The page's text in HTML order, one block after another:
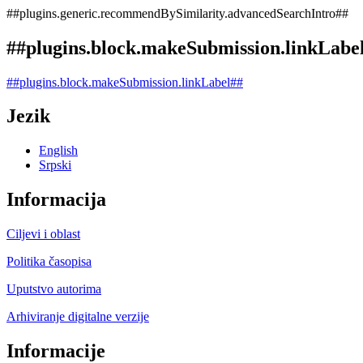
##plugins.generic.recommendBySimilarity.advancedSearchIntro##
##plugins.block.makeSubmission.linkLabel##
Jezik
English
Srpski
Informacija
Ciljevi i oblast
Politika časopisa
Uputstvo autorima
Arhiviranje digitalne verzije
Informacije